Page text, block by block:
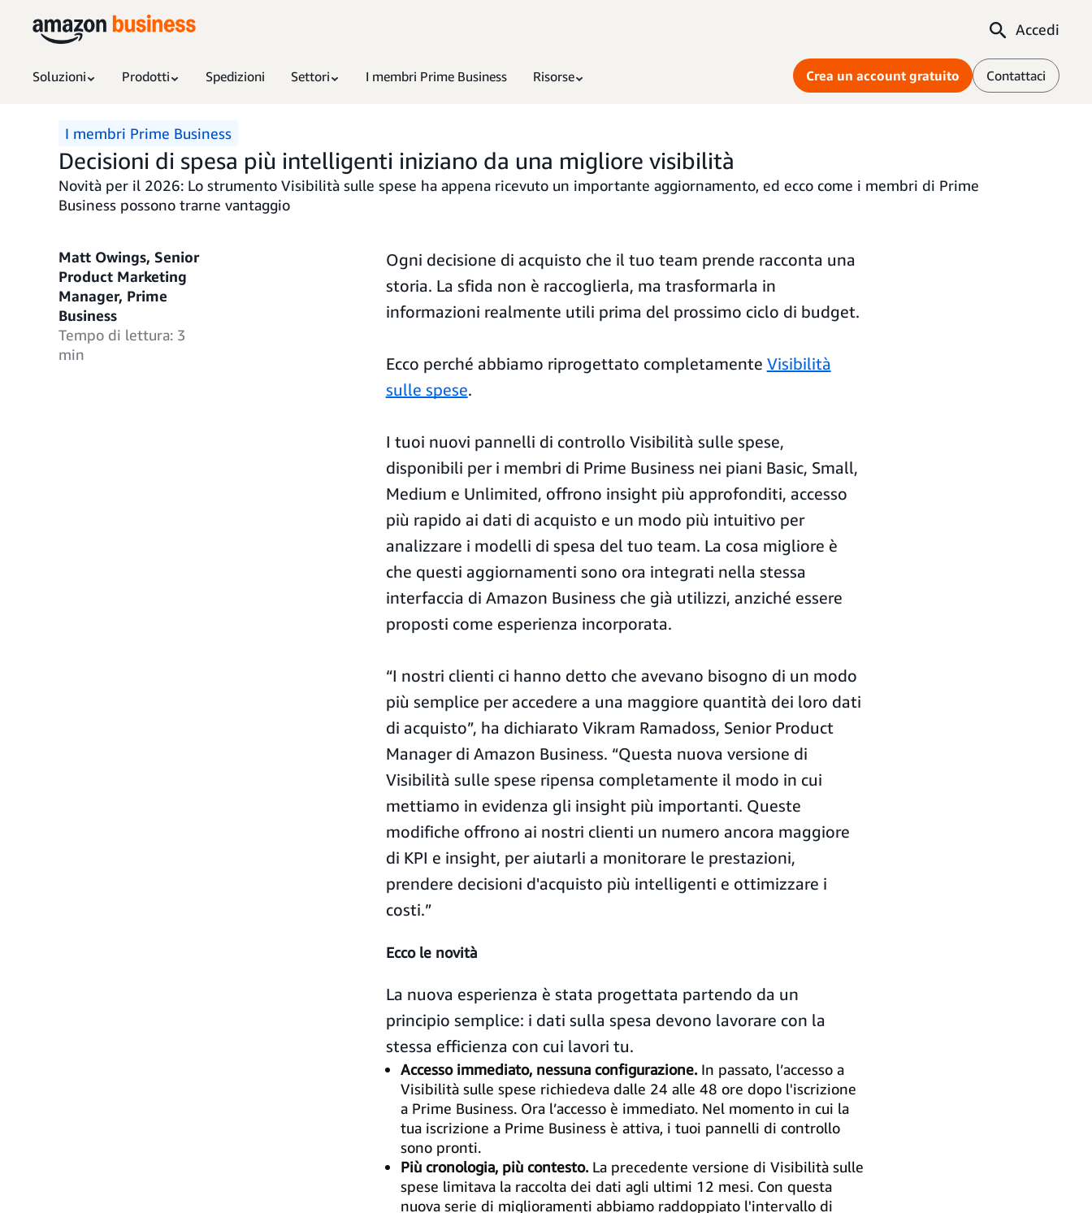
Accedi
Soluzioni Prodotti Spedizioni Settori I membri Prime Business Risorse Crea un account gratuito Contattaci
I membri Prime Business
Decisioni di spesa più intelligenti iniziano da una migliore visibilità
Novità per il 2026: Lo strumento Visibilità sulle spese ha appena ricevuto un importante aggiornamento, ed ecco come i membri di Prime
Business possono trarne vantaggio
Matt Owings, Senior
Product Marketing
Manager, Prime
Business
Tempo di lettura: 3
min
Ogni decisione di acquisto che il tuo team prende racconta una
storia. La sfida non è raccoglierla, ma trasformarla in
informazioni realmente utili prima del prossimo ciclo di budget.
Ecco perché abbiamo riprogettato completamente Visibilità
sulle spese.
I tuoi nuovi pannelli di controllo Visibilità sulle spese,
disponibili per i membri di Prime Business nei piani Basic, Small,
Medium e Unlimited, offrono insight più approfonditi, accesso
più rapido ai dati di acquisto e un modo più intuitivo per
analizzare i modelli di spesa del tuo team. La cosa migliore è
che questi aggiornamenti sono ora integrati nella stessa
interfaccia di Amazon Business che già utilizzi, anziché essere
proposti come esperienza incorporata.
“I nostri clienti ci hanno detto che avevano bisogno di un modo
più semplice per accedere a una maggiore quantità dei loro dati
di acquisto”, ha dichiarato Vikram Ramadoss, Senior Product
Manager di Amazon Business. “Questa nuova versione di
Visibilità sulle spese ripensa completamente il modo in cui
mettiamo in evidenza gli insight più importanti. Queste
modifiche offrono ai nostri clienti un numero ancora maggiore
di KPI e insight, per aiutarli a monitorare le prestazioni,
prendere decisioni d'acquisto più intelligenti e ottimizzare i
costi.”
Ecco le novità
La nuova esperienza è stata progettata partendo da un
principio semplice: i dati sulla spesa devono lavorare con la
stessa efficienza con cui lavori tu.
Accesso immediato, nessuna configurazione.In passato, l’accesso a
Visibilità sulle spese richiedeva dalle 24 alle 48 ore dopo l'iscrizione
a Prime Business. Ora l’accesso è immediato. Nel momento in cui la
tua iscrizione a Prime Business è attiva, i tuoi pannelli di controllo
sono pronti.
Più cronologia, più contesto. La precedente versione di Visibilità sulle
spese limitava la raccolta dei dati agli ultimi 12 mesi. Con questa
nuova serie di miglioramenti abbiamo raddoppiato l'intervallo di